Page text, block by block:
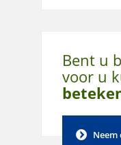
Bent u
voor u
Neem